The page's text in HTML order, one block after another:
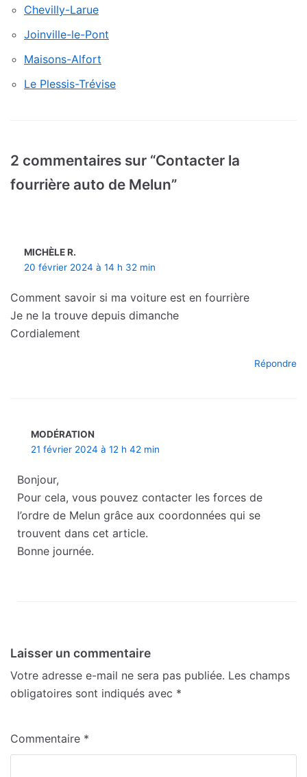
Chevilly-Larue
Joinville-le-Pont
Maisons-Alfort
Le Plessis-Trévise
2 commentaires sur “Contacter la
fourrière auto de Melun”
MICHÈLE R.
20 février 2024 à 14 h 32 min
Comment savoir si ma voiture est en fourrière
Je ne la trouve depuis dimanche
Cordialement
Répondre
MODÉRATION
21 février 2024 à 12 h 42 min
Bonjour,
Pour cela, vous pouvez contacter les forces de
l’ordre de Melun grâce aux coordonnées qui se
trouvent dans cet article.
Bonne journée.
Laisser un commentaire
Votre adresse e-mail ne sera pas publiée. Les champs
obligatoires sont indiqués avec *
Commentaire *